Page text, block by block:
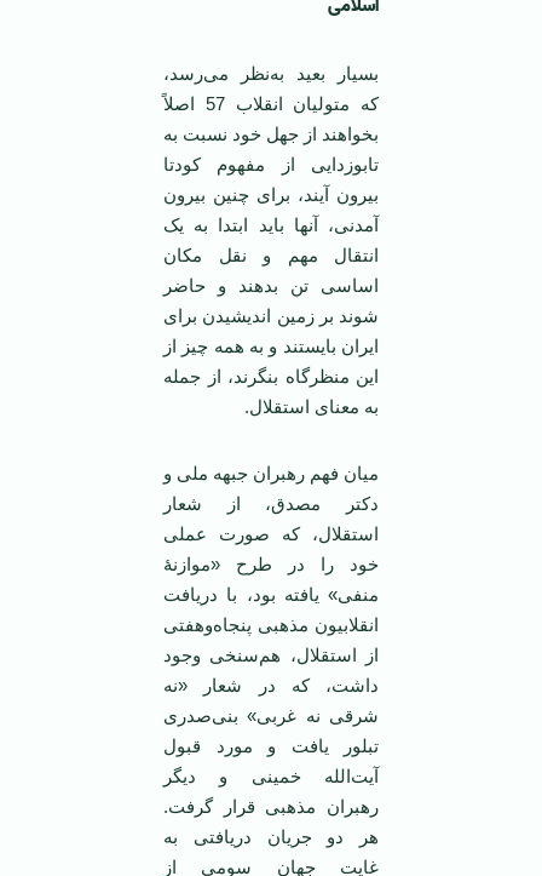
بسیار بعید به‌نظر می‌رسد،
که متولیان انقلاب 57 اصلاً
بخواهند از جهل خود نسبت به
تابوزدایی از مفهوم کودتا
بیرون آیند، برای چنین بیرون
آمدنی، آنها باید ابتدا به یک
انتقال مهم و نقل مکان
اساسی تن بدهند و حاضر
شوند بر زمین اندیشیدن برای
ایران بایستند و به همه چیز از
این منظرگاه بنگرند، از جمله
به معنای استقلال.
میان فهم رهبران جبهه ملی و
دکتر مصدق، از شعار
استقلال، که صورت عملی
خود را در طرح «موازنۀ
منفی» یافته بود، با دریافت
انقلابیون مذهبی پنجاه‌وهفتی
از استقلال، هم‌سنخی وجود
داشت، که در شعار «نه
شرقی نه غربی» بنی‌صدری
تبلور یافت و مورد قبول
آیت‌الله خمینی و دیگر
رهبران مذهبی قرار گرفت.
هر دو جریان دریافتی به
غایت جهان سومی از